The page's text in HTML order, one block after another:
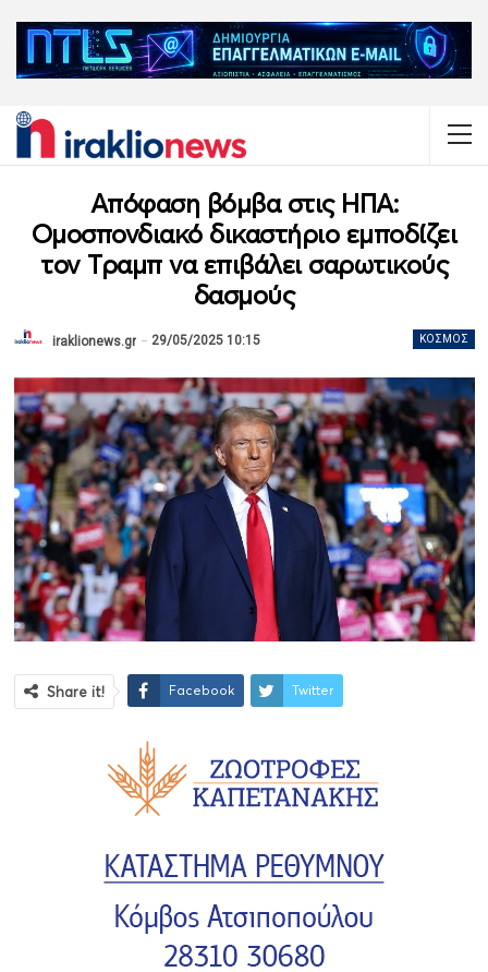
Απόφαση βόμβα στις ΗΠΑ:
Ομοσπονδιακό δικαστήριο εμποδίζει
τον Τραμπ να επιβάλει σαρωτικούς
δασμούς
ΚΌΣΜΟΣ
iraklionews.gr 29/05/2025 10:15
Share it! Facebook Twitter